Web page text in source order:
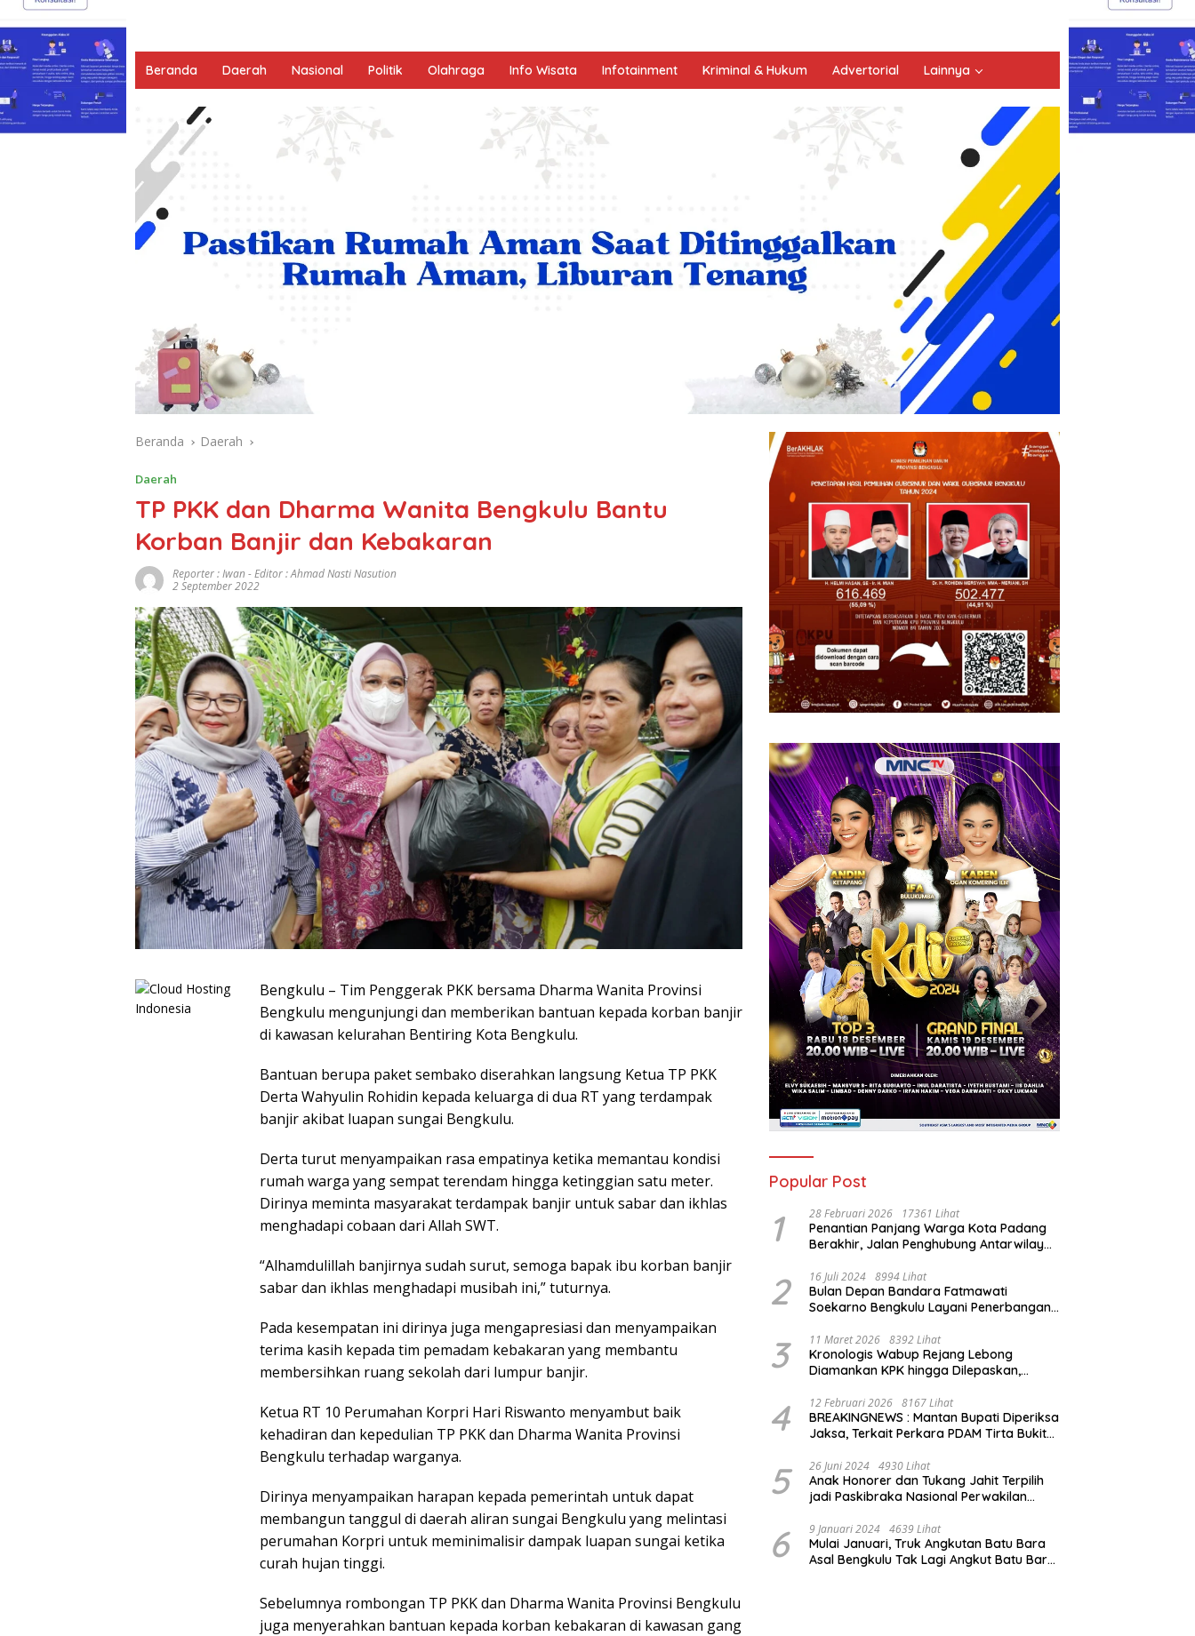
Beranda Daerah Nasional Politik Olahraga Info Wisata Infotainment Kriminal & Hukum Advertorial Lainnya
Beranda Daerah
Daerah
TP PKK dan Dharma Wanita Bengkulu Bantu
Korban Banjir dan Kebakaran
Reporter : Iwan - Editor : Ahmad Nasti Nasution
2 September 2022
Bengkulu – Tim Penggerak PKK bersama Dharma Wanita Provinsi
Bengkulu mengunjungi dan memberikan bantuan kepada korban banjir
di kawasan kelurahan Bentiring Kota Bengkulu.
Bantuan berupa paket sembako diserahkan langsung Ketua TP PKK
Derta Wahyulin Rohidin kepada keluarga di dua RT yang terdampak
banjir akibat luapan sungai Bengkulu.
Derta turut menyampaikan rasa empatinya ketika memantau kondisi
rumah warga yang sempat terendam hingga ketinggian satu meter.
Dirinya meminta masyarakat terdampak banjir untuk sabar dan ikhlas
menghadapi cobaan dari Allah SWT.
“Alhamdulillah banjirnya sudah surut, semoga bapak ibu korban banjir
sabar dan ikhlas menghadapi musibah ini,” tuturnya.
Pada kesempatan ini dirinya juga mengapresiasi dan menyampaikan
terima kasih kepada tim pemadam kebakaran yang membantu
membersihkan ruang sekolah dari lumpur banjir.
Ketua RT 10 Perumahan Korpri Hari Riswanto menyambut baik
kehadiran dan kepedulian TP PKK dan Dharma Wanita Provinsi
Bengkulu terhadap warganya.
Dirinya menyampaikan harapan kepada pemerintah untuk dapat
membangun tanggul di daerah aliran sungai Bengkulu yang melintasi
perumahan Korpri untuk meminimalisir dampak luapan sungai ketika
curah hujan tinggi.
Sebelumnya rombongan TP PKK dan Dharma Wanita Provinsi Bengkulu
juga menyerahkan bantuan kepada korban kebakaran di kawasan gang
Popular Post
1 28 Februari 2026 17361 Lihat
Penantian Panjang Warga Kota Padang
Berakhir, Jalan Penghubung Antarwilayah
2 16 Juli 2024 8994 Lihat
Bulan Depan Bandara Fatmawati
Soekarno Bengkulu Layani Penerbangan
3 11 Maret 2026 8392 Lihat
Kronologis Wabup Rejang Lebong
Diamankan KPK hingga Dilepaskan,
4 12 Februari 2026 8167 Lihat
BREAKINGNEWS : Mantan Bupati Diperiksa
Jaksa, Terkait Perkara PDAM Tirta Bukit
5 26 Juni 2024 4930 Lihat
Anak Honorer dan Tukang Jahit Terpilih
jadi Paskibraka Nasional Perwakilan
6 9 Januari 2024 4639 Lihat
Mulai Januari, Truk Angkutan Batu Bara
Asal Bengkulu Tak Lagi Angkut Batu Bara